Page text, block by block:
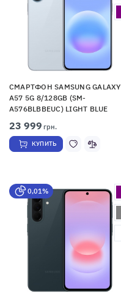
СМАРТФОН SAMSUNG GALAXY
A57 5G 8/128GB (SM-
A576BLBBEUC) LIGHT BLUE
23 999 грн.
КУПИТЬ
0,01%